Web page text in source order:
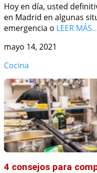
Hoy en día, usted
en Madrid en algunas
emergencia o LEER
mayo 14, 2021
Cocina
4 consejos para